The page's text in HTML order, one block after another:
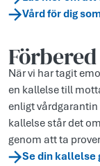
Vård för dig
När vi har tagit
en kallelse till
enligt
kallelse står det
genom att ta
Se din kallelse